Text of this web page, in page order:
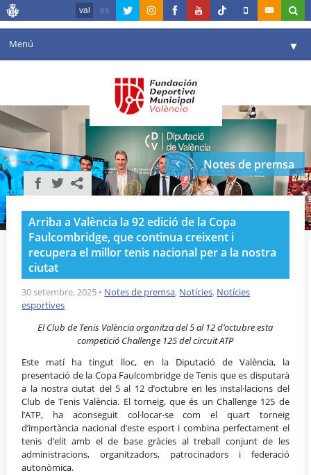
val es
Menú ▼
Agenda
Instal·lacions
Comunicació ▼
València en esport
Portal de Transparència
Reserves
Notes de premsa
Arriba a València la 92 edició de la Copa
Faulcombridge, que continua creixent i
recupera el millor tenis nacional per a la nostra
ciutat
30 setembre, 2025 • Notes de premsa, Notícies, Notícies
esportives
El Club de Tenis València organitza del 5 al 12 d’octubre esta
competició Challenge 125 del circuit ATP
Este matí ha tingut lloc, en la Diputació de València, la
presentació de la Copa Faulcombridge de Tenis que es disputarà
a la nostra ciutat del 5 al 12 d’octubre en les instal·lacions del
Club de Tenis València. El torneig, que és un Challenge 125 de
l’ATP, ha aconseguit col·locar-se com el quart torneig
d’importància nacional d’este esport i combina perfectament el
tenis d’elit amb el de base gràcies al treball conjunt de les
administracions, organitzadors, patrocinadors i federació
autonòmica.